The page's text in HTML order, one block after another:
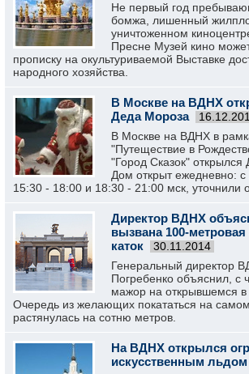
Не первый год
бомжа, лишенный
уничтоженном
Пресне Музей кино
прописку на окультуриваемой Выставке
народного хозяйства.
В Москве на ВДНХ
Деда Мороза
В Москве на ВДНХ в
"Путеществие в
"Город Сказок"
Дом открыт ежедневно: с
15:30 - 18:00 и 18:30 - 21:00 мск, уточнили
Директор ВДНХ
вызвана 100-
каток
30.11.2014
Генеральный директор
Погребенко объяснил, с
мажор на открывшемся в
Очередь из желающих покататься на
растянулась на сотню метров.
На ВДНХ открылся
искусственным льдом